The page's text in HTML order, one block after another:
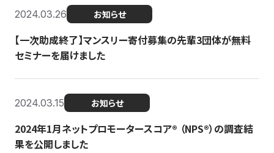
2024.03.26 お知らせ
【一次助成終了】マンスリー寄付募集の先輩3団体が無料
セミナーを届けました
2024.03.15 お知らせ
2024年1月ネットプロモータースコア®︎ （NPS®︎）の調査結
果を公開しました